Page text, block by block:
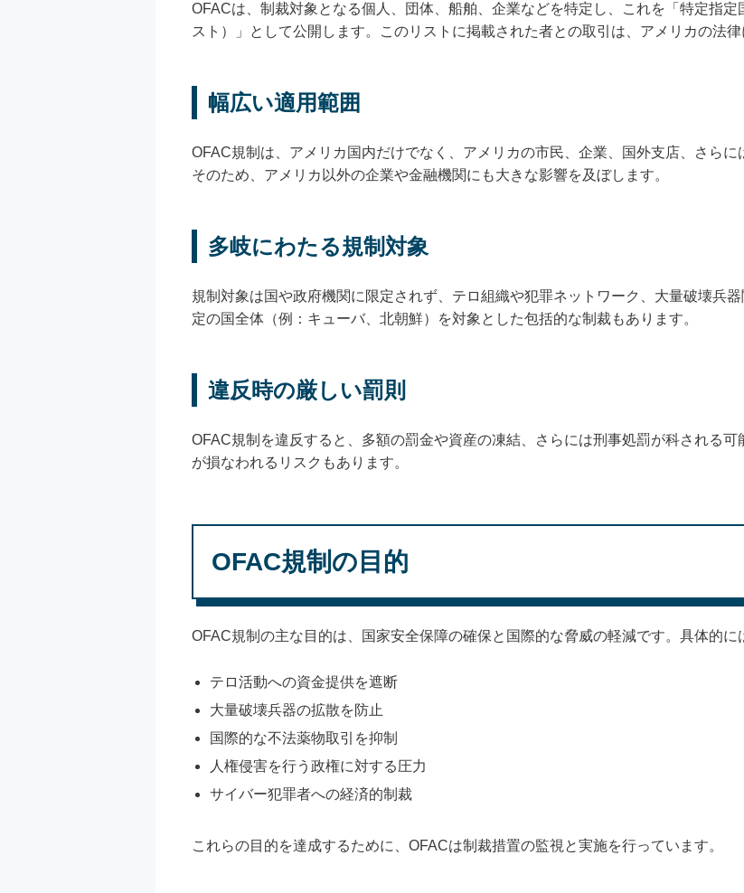
OFACは、制裁対象となる個人、団体、船舶、企業などを特定し、これを「特定指
スト）」として公開します。このリストに掲載された者との取引は、アメリカの法律
幅広い適用範囲
OFAC規制は、アメリカ国内だけでなく、アメリカの市民、企業、国外支店、さらに
そのため、アメリカ以外の企業や金融機関にも大きな影響を及ぼします。
多岐にわたる規制対象
規制対象は国や政府機関に限定されず、テロ組織や犯罪ネットワーク、大量破壊兵
定の国全体（例：キューバ、北朝鮮）を対象とした包括的な制裁もあります。
違反時の厳しい罰則
OFAC規制を違反すると、多額の罰金や資産の凍結、さらには刑事処罰が科される
が損なわれるリスクもあります。
OFAC規制の目的
OFAC規制の主な目的は、国家安全保障の確保と国際的な脅威の軽減です。具体的に
テロ活動への資金提供を遮断
大量破壊兵器の拡散を防止
国際的な不法薬物取引を抑制
人権侵害を行う政権に対する圧力
サイバー犯罪者への経済的制裁
これらの目的を達成するために、OFACは制裁措置の監視と実施を行っています。